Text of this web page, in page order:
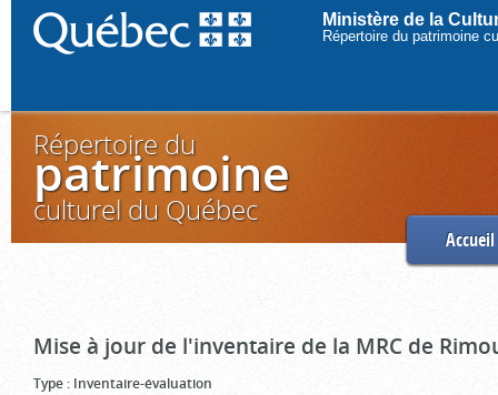
Ministère de la
Répertoire du patrimoine
Répertoire du
patrimoine
culturel du Québec
Accueil
Mise à jour de l'inventaire de la MRC de
Type : Inventaire-évaluation